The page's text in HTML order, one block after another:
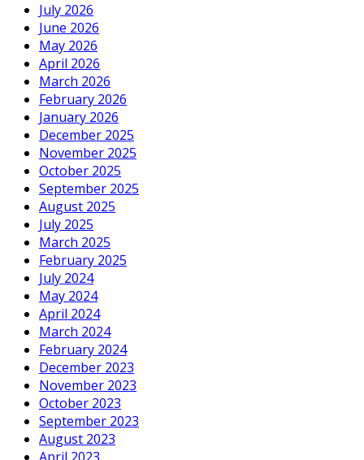
July 2026
June 2026
May 2026
April 2026
March 2026
February 2026
January 2026
December 2025
November 2025
October 2025
September 2025
August 2025
July 2025
March 2025
February 2025
July 2024
May 2024
April 2024
March 2024
February 2024
December 2023
November 2023
October 2023
September 2023
August 2023